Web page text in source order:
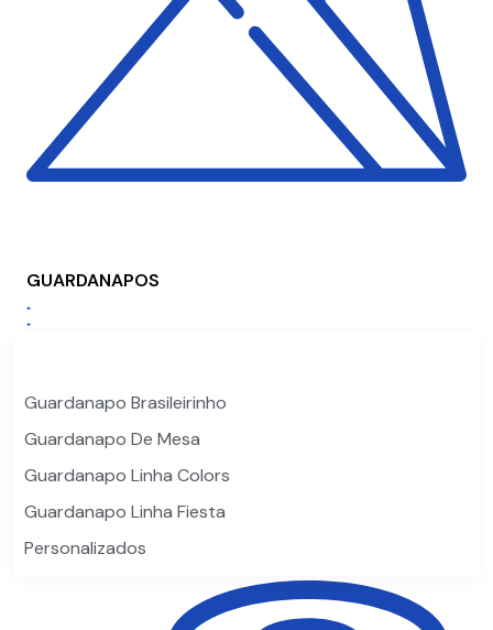
GUARDANAPOS
Guardanapo Brasileirinho
Guardanapo De Mesa
Guardanapo Linha Colors
Guardanapo Linha Fiesta
Personalizados